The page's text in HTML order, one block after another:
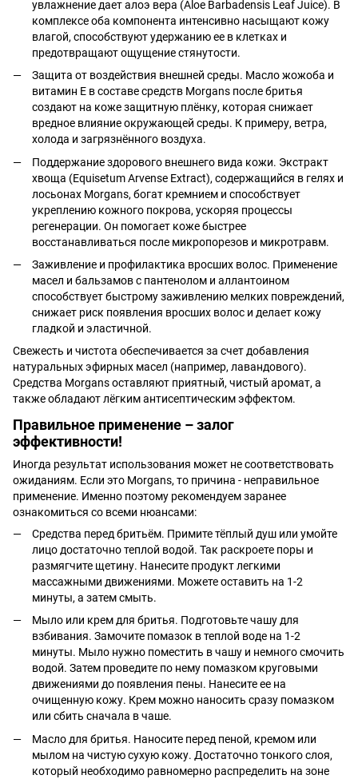
увлажнение дает алоэ вера (Aloe Barbadensis Leaf Juice). В
комплексе оба компонента интенсивно насыщают кожу
влагой, способствуют удержанию ее в клетках и
предотвращают ощущение стянутости.
Защита от воздействия внешней среды. Масло жожоба и
витамин Е в составе средств Morgans после бритья
создают на коже защитную плёнку, которая снижает
вредное влияние окружающей среды. К примеру, ветра,
холода и загрязнённого воздуха.
Поддержание здорового внешнего вида кожи. Экстракт
хвоща (Equisetum Arvense Extract), содержащийся в гелях и
лосьонах Morgans, богат кремнием и способствует
укреплению кожного покрова, ускоряя процессы
регенерации. Он помогает коже быстрее
восстанавливаться после микропорезов и микротравм.
Заживление и профилактика вросших волос. Применение
масел и бальзамов с пантенолом и аллантоином
способствует быстрому заживлению мелких повреждений,
снижает риск появления вросших волос и делает кожу
гладкой и эластичной.
Свежесть и чистота обеспечивается за счет добавления
натуральных эфирных масел (например, лавандового).
Средства Morgans оставляют приятный, чистый аромат, а
также обладают лёгким антисептическим эффектом.
Правильное применение – залог
эффективности!
Иногда результат использования может не соответствовать
ожиданиям. Если это Morgans, то причина - неправильное
применение. Именно поэтому рекомендуем заранее
ознакомиться со всеми нюансами:
Средства перед бритьём. Примите тёплый душ или умойте
лицо достаточно теплой водой. Так раскроете поры и
размягчите щетину. Нанесите продукт легкими
массажными движениями. Можете оставить на 1-2
минуты, а затем смыть.
Мыло или крем для бритья. Подготовьте чашу для
взбивания. Замочите помазок в теплой воде на 1-2
минуты. Мыло нужно поместить в чашу и немного смочить
водой. Затем проведите по нему помазком круговыми
движениями до появления пены. Нанесите ее на
очищенную кожу. Крем можно наносить сразу помазком
или сбить сначала в чаше.
Масло для бритья. Наносите перед пеной, кремом или
мылом на чистую сухую кожу. Достаточно тонкого слоя,
который необходимо равномерно распределить на зоне